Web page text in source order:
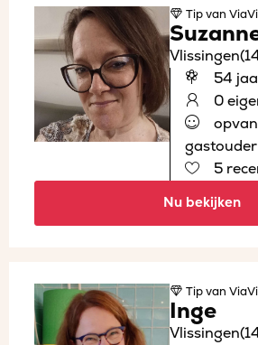
Tipvan
Vlissingen
54
0
gastouder
5
Nu bekijken
Tipvan
Inge
Vlissingen